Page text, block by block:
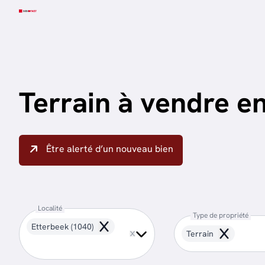
Terrain à vendre
Être alerté d’un nouveau bien
Localité
Etterbeek (1040) Remove
Type de propriété
Terrain Remove